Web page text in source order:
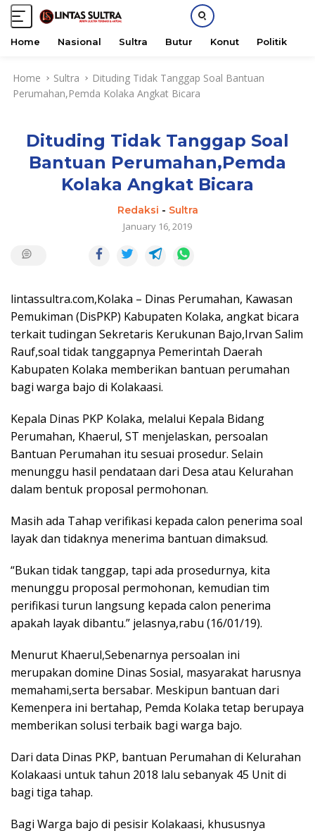
Home Nasional Sultra Butur Konut Politik
Home Sultra
Dituding Tidak Tanggap Soal Bantuan
Perumahan,Pemda Kolaka Angkat Bicara
Dituding Tidak Tanggap Soal
Bantuan Perumahan,Pemda
Kolaka Angkat Bicara
Redaksi - Sultra
January 16, 2019
lintassultra.com,Kolaka – Dinas Perumahan, Kawasan
Pemukiman (DisPKP) Kabupaten Kolaka, angkat bicara
terkait tudingan Sekretaris Kerukunan Bajo,Irvan Salim
Rauf,soal tidak tanggapnya Pemerintah Daerah
Kabupaten Kolaka memberikan bantuan perumahan
bagi warga bajo di Kolakaasi.
Kepala Dinas PKP Kolaka, melalui Kepala Bidang
Perumahan, Khaerul, ST menjelaskan, persoalan
Bantuan Perumahan itu sesuai prosedur. Selain
menunggu hasil pendataan dari Desa atau Kelurahan
dalam bentuk proposal permohonan.
Masih ada Tahap verifikasi kepada calon penerima soal
layak dan tidaknya menerima bantuan dimaksud.
“Bukan tidak tanggap, tapi ada prosedurnya, kita
menunggu proposal permohonan, kemudian tim
perifikasi turun langsung kepada calon penerima
apakah layak dibantu.” jelasnya,rabu (16/01/19).
Menurut Khaerul,Sebenarnya persoalan ini
merupakan domine Dinas Sosial, masyarakat harusnya
memahami,serta bersabar. Meskipun bantuan dari
Kemenpera ini bertahap, Pemda Kolaka tetap berupaya
memberikan solusi terbaik bagi warga bajo.
Dari data Dinas PKP, bantuan Perumahan di Kelurahan
Kolakaasi untuk tahun 2018 lalu sebanyak 45 Unit di
bagi tiga tahap.
Bagi Warga bajo di pesisir Kolakaasi, khususnya